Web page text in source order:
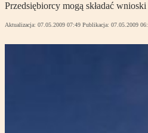
Przedsiębiorcy mogą składać
Aktualizacja: 07.05.2009 07:49 Publikacja: 07.05.2009